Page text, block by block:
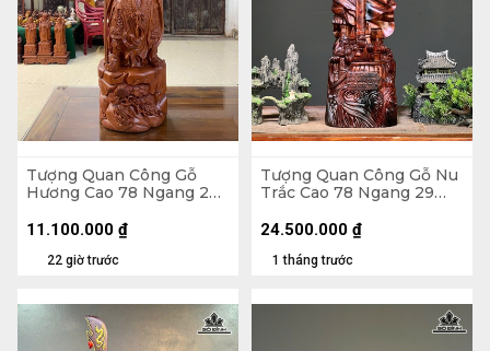
Tượng Quan Công Gỗ
Hương Cao 78 Ngang 27
22 giờ trước
11.100.000 ₫
Tượng Quan Công Gỗ Nu
Trắc Cao 78 Ngang 29
1 tháng trước
24.500.000 ₫